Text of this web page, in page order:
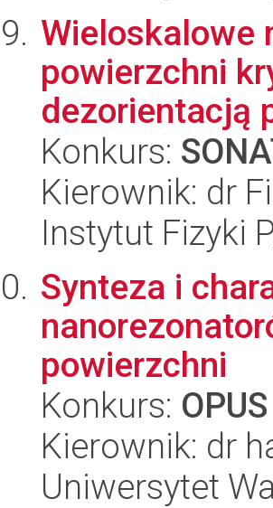
Wieloskalowe
powierzchni
dezorientacją
Konkurs:
Kierownik: dr
Instytut Fizyki
Synteza i
powierzchni
Konkurs:
Kierownik: dr
Uniwersytet